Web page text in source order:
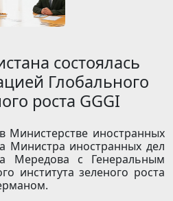
состоялась
Глобального
роста GGGI
Министерстве иностранных
Министра иностранных дел
Мередова с Генеральным
института зеленого роста